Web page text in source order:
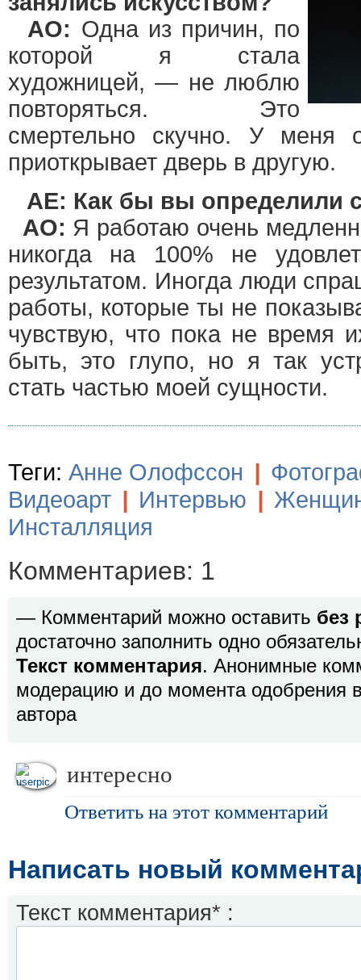
АО: Одна из причин, по
которой я стала
художницей, — не люблю
повторяться. Это
смертельно скучно. У меня
приоткрывает дверь в другую.
AE: Как бы вы определили
АО: Я работаю очень
никогда на 100% не
результатом. Иногда люди
работы, которые ты не
чувствую, что пока не время
быть, это глупо, но я так
стать частью моей сущности.
Теги: Анне Олофссон |
Видеоарт | Интервью |
Инсталляция
Комментариев: 1
— Комментарий можно оставить без
достаточно заполнить одно
Текст комментария. Анонимные
модерацию и до момента одобрения
автора
интересно
Ответить на этот комментарий
Написать новый
Текст комментария* :